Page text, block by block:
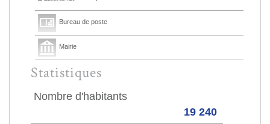
Bureau de poste
Mairie
Statistiques
Nombre d'habitants
19 240